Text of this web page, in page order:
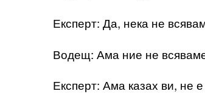
Експерт: Да, нека не
Водещ: Ама ние не
Експерт: Ама казах ви, не